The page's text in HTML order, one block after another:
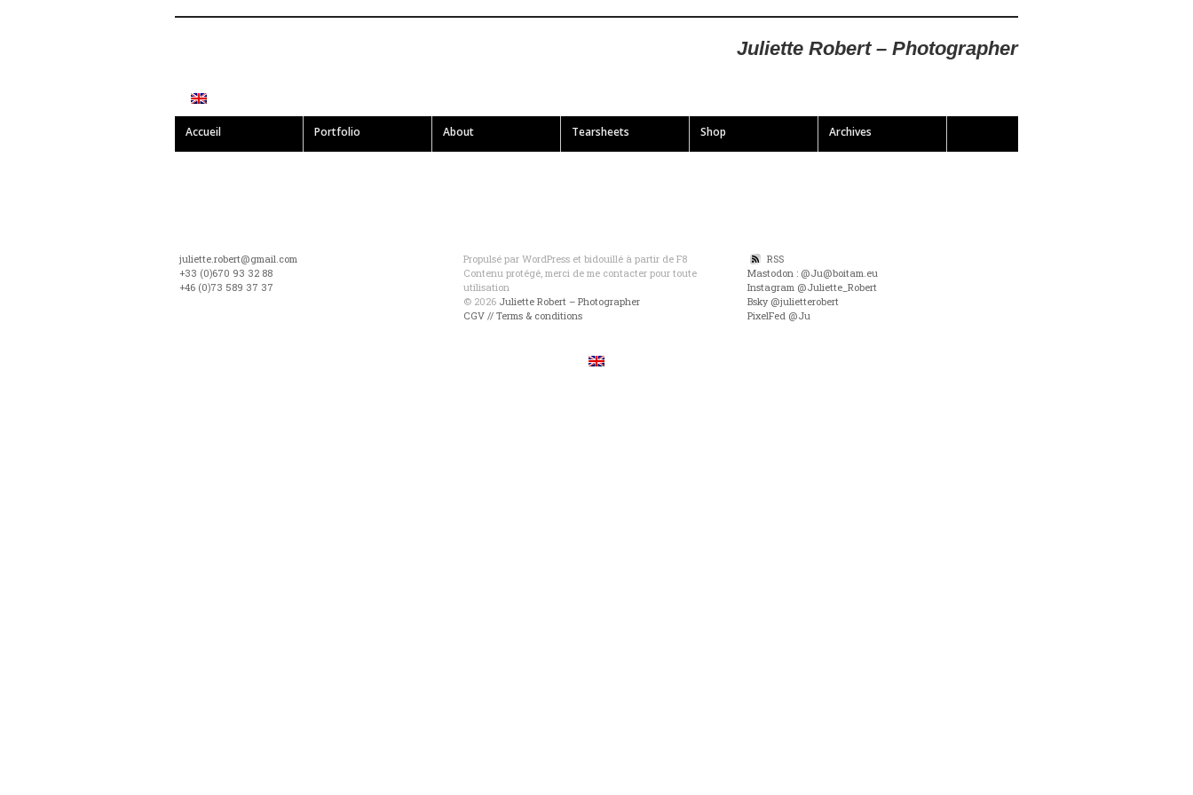
Juliette Robert – Photographer
Accueil Portfolio About Tearsheets Shop Archives
juliette.robert@gmail.com
+33 (0)670 93 32 88
+46 (0)73 589 37 37
Propulsé par WordPress et bidouillé à partir de F8
Contenu protégé, merci de me contacter pour toute
utilisation
© 2026 Juliette Robert – Photographer
CGV // Terms & conditions
RSS
Mastodon : @Ju@boitam.eu
Instagram @Juliette_Robert
Bsky @julietterobert
PixelFed @Ju